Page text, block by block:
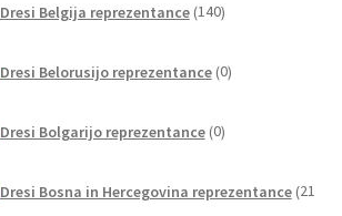
Dresi Belgija reprezentance 140izdelkov
Dresi Belorusijo reprezentance 0izdelkov
Dresi Bolgarijo reprezentance 0izdelkov
Dresi Bosna in Hercegovina reprezentance 21